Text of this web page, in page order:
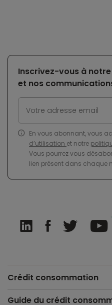
Inscrivez-vous à
et nos
En vous abonnant, vous
d’utilisation et notre
Vous pourrez vous
lien présent dans chaque
Crédit consommation
Guide du crédit